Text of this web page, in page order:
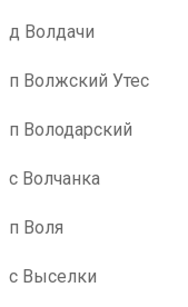
д Волдачи
п Волжский Утес
п Володарский
с Волчанка
п Воля
с Выселки